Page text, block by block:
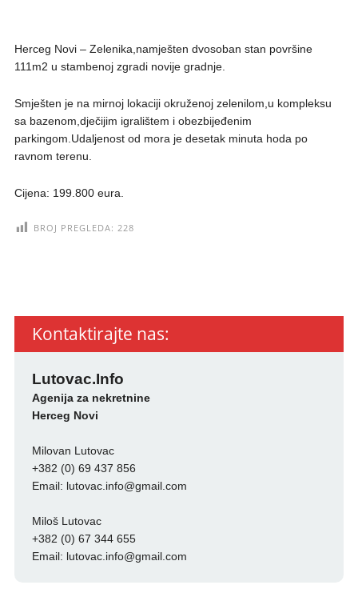
Herceg Novi – Zelenika,namješten dvosoban stan površine
111m2 u stambenoj zgradi novije gradnje.
Smješten je na mirnoj lokaciji okruženoj zelenilom,u kompleksu
sa bazenom,dječijim igralištem i obezbijeđenim
parkingom.Udaljenost od mora je desetak minuta hoda po
ravnom terenu.
Cijena: 199.800 eura.
BROJ PREGLEDA: 228
Kontaktirajte nas:
Lutovac.Info
Agenija za nekretnine
Herceg Novi
Milovan Lutovac
+382 (0) 69 437 856
Email: lutovac.info@gmail.com
Miloš Lutovac
+382 (0) 67 344 655
Email: lutovac.info@gmail.com